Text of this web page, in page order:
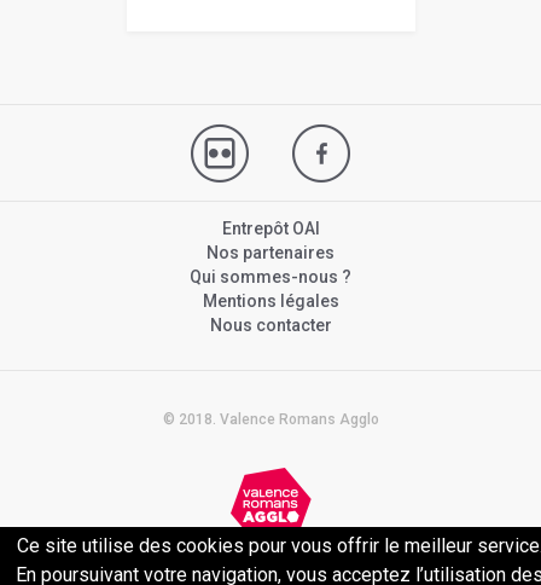
Entrepôt OAI
Nos partenaires
Qui sommes-nous ?
Mentions légales
Nous contacter
© 2018. Valence Romans Agglo
Politique de confidentialité
Ce site utilise des cookies pour vous offrir le meilleur
En poursuivant votre navigation, vous acceptez l’utilisation